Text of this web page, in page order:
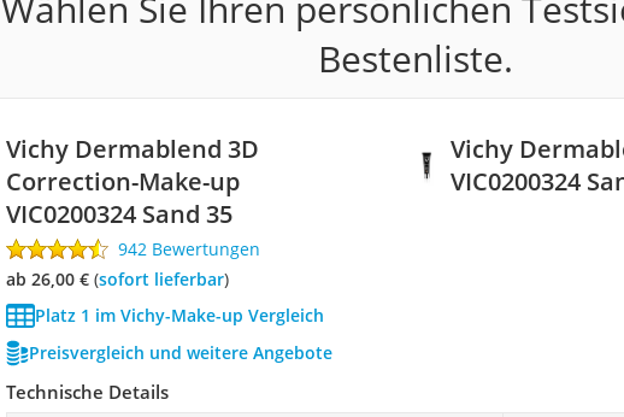
Bestenliste.
Vichy
VIC0200324
Vichy Dermablend 3D
Correction-Make-up
VIC0200324 Sand 35
942 Bewertungen
ab 26,00 €( Sofort lieferbar)
Platz 1 im Vichy-Make-up Vergleich
Preisvergleich und weitere Angebote
Technische Details